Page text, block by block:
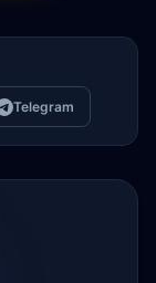
Telegram